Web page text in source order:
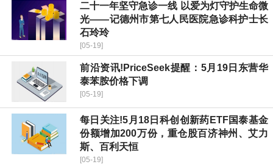
二十一年坚守急诊一线 以爱为灯守护生命微
光——记德州市第七人民医院急诊科护士长
石玲玲
[05-19]
前沿资讯!PriceSeek提醒：5月19日东营华
泰苯胺价格下调
[05-19]
每日关注!5月18日科创创新药ETF国泰基金
份额增加200万份，重仓股百济神州、艾力
斯、百利天恒
[05-19]